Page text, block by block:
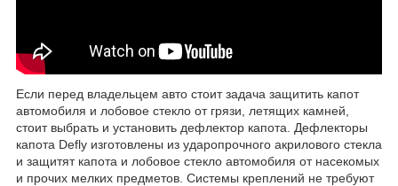
Если перед владельцем авто стоит задача защитить капот
автомобиля и лобовое стекло от грязи, летящих камней,
стоит выбрать и установить дефлектор капота. Дефлекторы
капота Defly изготовлены из ударопрочного акрилового стекла
и защитят капота и лобовое стекло автомобиля от насекомых
и прочих мелких предметов. Системы креплений не требуют